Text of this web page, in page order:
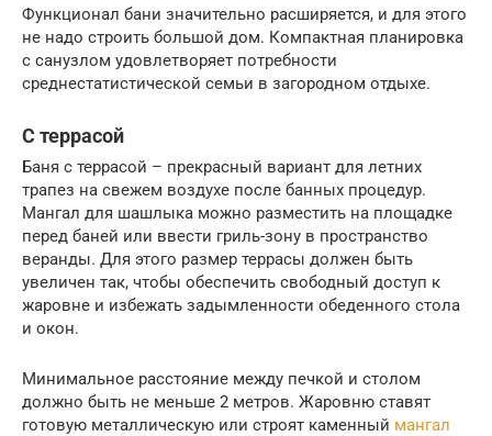
Функционал бани значительно расширяется, и для этого
не надо строить большой дом. Компактная планировка
с санузлом удовлетворяет потребности
среднестатистической семьи в загородном отдыхе.
С террасой
Баня с террасой – прекрасный вариант для летних
трапез на свежем воздухе после банных процедур.
Мангал для шашлыка можно разместить на площадке
перед баней или ввести гриль-зону в пространство
веранды. Для этого размер террасы должен быть
увеличен так, чтобы обеспечить свободный доступ к
жаровне и избежать задымленности обеденного стола
и окон.
Минимальное расстояние между печкой и столом
должно быть не меньше 2 метров. Жаровню ставят
готовую металлическую или строят каменный мангал